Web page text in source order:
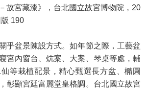
故宮藏漆》，台北國立故宮博物院，20
190
乎盆景陳設方式。如年節之際，工藝盆
宮內窗台、炕案、大案、琴桌等處，輔
等栽植配景，精心甄選長方盆、橢圓
彰顯宮廷富麗堂皇格調。台北國立故宮